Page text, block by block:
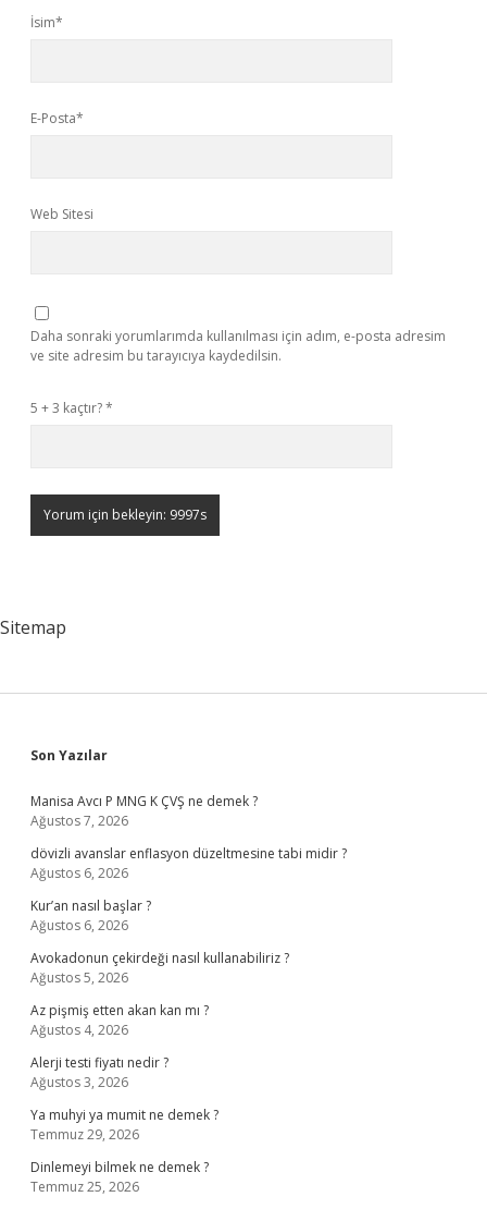
İsim*
E-Posta*
Web Sitesi
Daha sonraki yorumlarımda kullanılması için adım, e-posta adresim
ve site adresim bu tarayıcıya kaydedilsin.
5 + 3 kaçtır?*
Sitemap
Sidebar
Son Yazılar
Manisa Avcı P MNG K ÇVŞ ne demek ?
Ağustos 7, 2026
dövizli avanslar enflasyon düzeltmesine tabi midir ?
Ağustos 6, 2026
Kur’an nasıl başlar ?
Ağustos 6, 2026
Avokadonun çekirdeği nasıl kullanabiliriz ?
Ağustos 5, 2026
Az pişmiş etten akan kan mı ?
Ağustos 4, 2026
Alerji testi fiyatı nedir ?
Ağustos 3, 2026
Ya muhyi ya mumit ne demek ?
Temmuz 29, 2026
Dinlemeyi bilmek ne demek ?
Temmuz 25, 2026